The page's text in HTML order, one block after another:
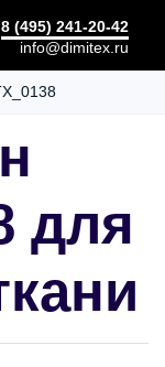
8 (495) 241-20-42
info@dimitex.ru
для